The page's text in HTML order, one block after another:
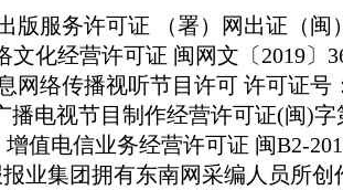
版服务许可证 （署）网出证（闽
文化经营许可证 闽网文〔2019〕
网络传播视听节目许可 许可证号
播电视节目制作经营许可证(闽)字
增值电信业务经营许可证 闽B2-
业集团拥有东南网采编人员所创